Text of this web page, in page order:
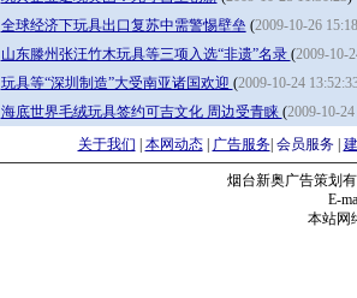
全球经济下玩具出口复苏中需警惕壁垒 (2009-10-26
山东滕州张汪竹木玩具等三项入选“非遗”名录 (2009-10-
玩具等“深圳制造”大受南亚诸国欢迎 (2009-10-24
海底世界毛绒玩具签约可吉文化 周边受青睐 (2009-10-
关于我们
本网动态| 广告服务| 会员服务|
烟台新奥广告策划
E-
本站网